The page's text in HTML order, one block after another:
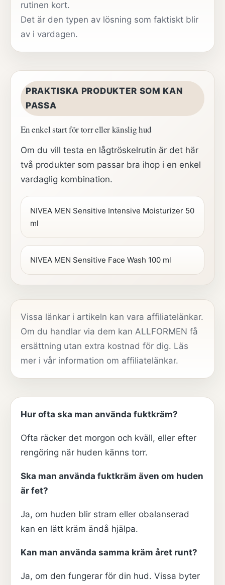
rutinen kort.
Det är den typen av lösning som faktiskt blir
av i vardagen.
PRAKTISKA PRODUKTER SOM KAN
PASSA
En enkel start för torr eller känslig hud
Om du vill testa en lågtröskelrutin är det här
två produkter som passar bra ihop i en enkel
vardaglig kombination.
NIVEA MEN Sensitive Intensive Moisturizer 50
ml
NIVEA MEN Sensitive Face Wash 100 ml
Vissa länkar i artikeln kan vara affiliatelänkar.
Om du handlar via dem kan ALLFORMEN få
ersättning utan extra kostnad för dig. Läs
mer i vår information om affiliatelänkar.
Hur ofta ska man använda fuktkräm?
Ofta räcker det morgon och kväll, eller efter
rengöring när huden känns torr.
Ska man använda fuktkräm även om huden
är fet?
Ja, om huden blir stram eller obalanserad
kan en lätt kräm ändå hjälpa.
Kan man använda samma kräm året runt?
Ja, om den fungerar för din hud. Vissa byter